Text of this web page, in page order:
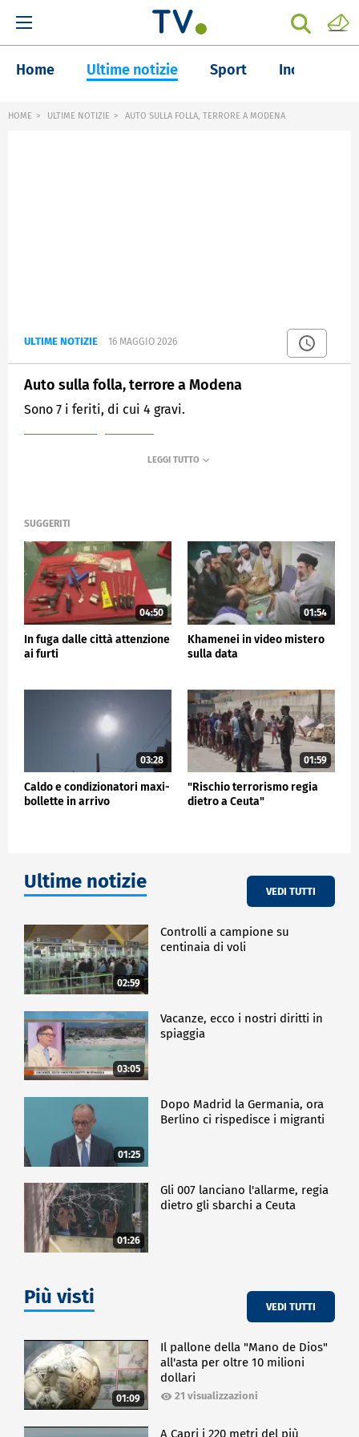
Home Ultime notizie Sport Inchieste
HOME ULTIME NOTIZIE AUTO SULLA FOLLA, TERRORE A MODENA
ULTIME NOTIZIE 16 MAGGIO 2026
Auto sulla folla, terrore a Modena
Sono 7 i feriti, di cui 4 gravi.
SUGGERITI
04:50
In fuga dalle città attenzione
ai furti
01:54
Khamenei in video mistero
sulla data
03:28
Caldo e condizionatori maxi-
bollette in arrivo
01:59
"Rischio terrorismo regia
dietro a Ceuta"
Ultime notizie VEDI TUTTI
02:59
Controlli a campione su
centinaia di voli
03:05
Vacanze, ecco i nostri diritti in
spiaggia
01:25
Dopo Madrid la Germania, ora
Berlino ci rispedisce i migranti
01:26
Gli 007 lanciano l'allarme, regia
dietro gli sbarchi a Ceuta
Più visti VEDI TUTTI
01:09
Il pallone della "Mano de Dios"
all'asta per oltre 10 milioni
dollari
21 visualizzazioni
A Capri i 220 metri del più